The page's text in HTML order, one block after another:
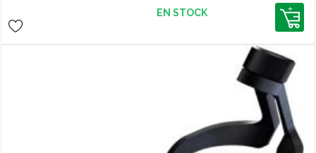
PRO votre contenu est toujours
enregistré avec une qualité
professionnelle. Découvrez un micro
EN STOCK